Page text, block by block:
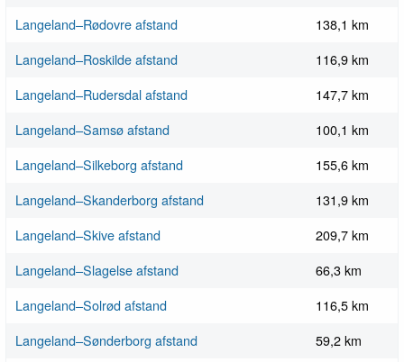
Langeland–Rødovre afstand
138,1 km
Langeland–Roskilde afstand
116,9 km
Langeland–Rudersdal afstand
147,7 km
Langeland–Samsø afstand
100,1 km
Langeland–Silkeborg afstand
155,6 km
Langeland–Skanderborg afstand
131,9 km
Langeland–Skive afstand
209,7 km
Langeland–Slagelse afstand
66,3 km
Langeland–Solrød afstand
116,5 km
Langeland–Sønderborg afstand
59,2 km